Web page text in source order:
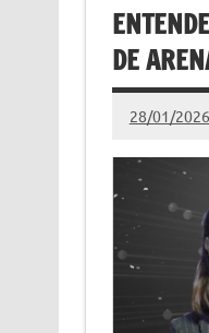
DE
28/01/2026